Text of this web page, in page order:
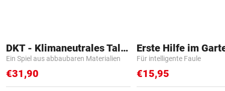
DKT - Klimaneutrales Talent
Ein Spiel aus abbaubaren Materialien
€31,90
Erste Hilfe im
Für intelligente Faule
€15,95